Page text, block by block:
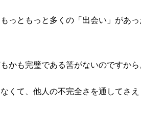
っともっと多くの「出会い」があ
かも完璧である筈がないのですから
くて、他人の不完全さを通してさえ